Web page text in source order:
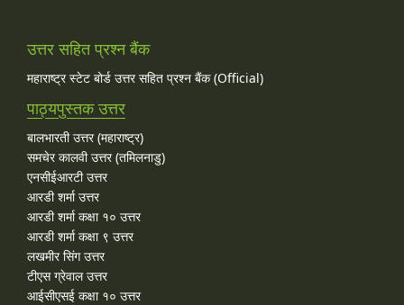
उत्तर सहित प्रश्न बैंक
महाराष्ट्र स्टेट बोर्ड उत्तर सहित प्रश्न बैंक (Official)
पाठ्यपुस्तक उत्तर
बालभारती उत्तर (महाराष्ट्र)
समचेर कालवी उत्तर (तमिलनाडु)
एनसीईआरटी उत्तर
आरडी शर्मा उत्तर
आरडी शर्मा कक्षा १० उत्तर
आरडी शर्मा कक्षा ९ उत्तर
लखमीर सिंग उत्तर
टीएस ग्रेवाल उत्तर
आईसीएसई कक्षा १० उत्तर